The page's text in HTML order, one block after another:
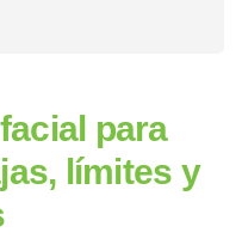
para
límites y